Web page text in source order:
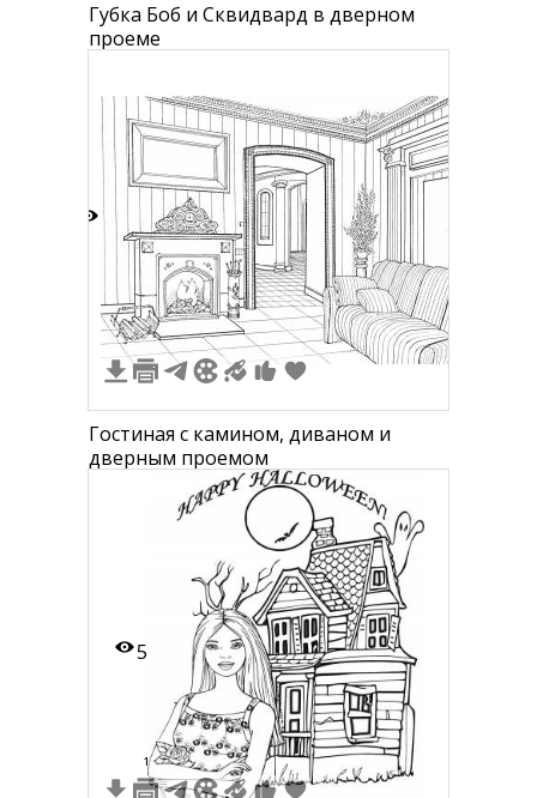
Губка Боб и Сквидвард в дверном
проеме
Гостиная с камином, диваном и
дверным проемом
5
1